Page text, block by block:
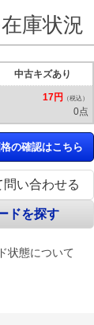
い合わせる
ドを探す
状態について
庫状況
中古キズあり
17円 （税込）
0点
の確認はこちら